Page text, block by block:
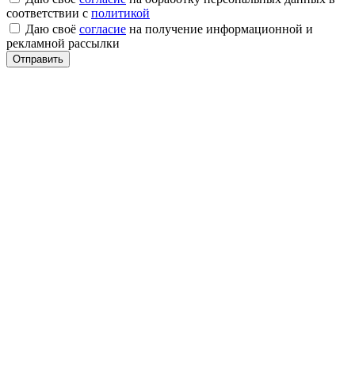
соответствии с политикой
Даю своё согласие на получение информационной и
рекламной рассылки
Отправить